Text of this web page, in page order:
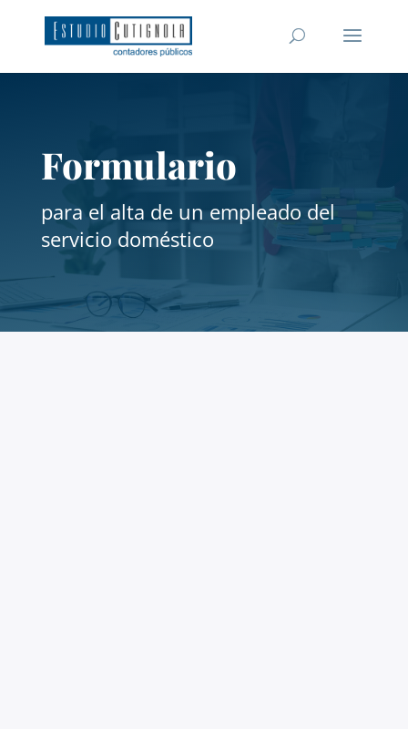
Formulario
para el alta de un empleado del
servicio doméstico